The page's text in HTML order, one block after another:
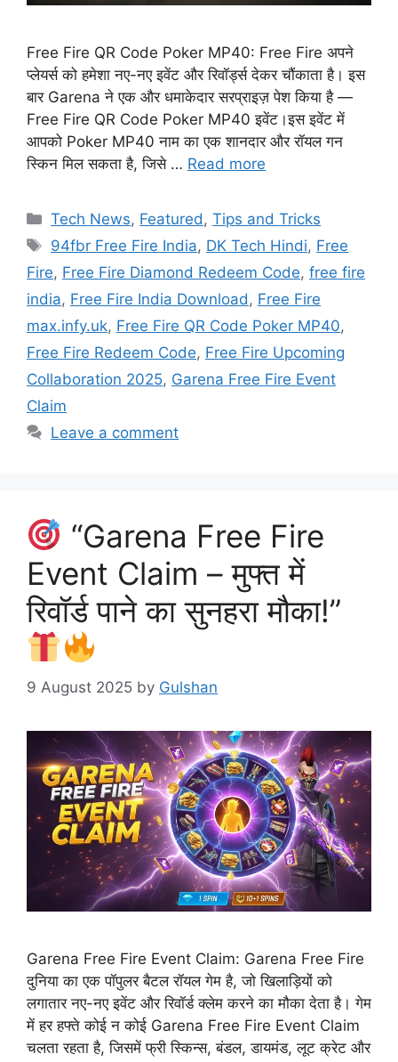
Free Fire QR Code Poker MP40: Free Fire अपने
प्लेयर्स को हमेशा नए-नए इवेंट और रिवॉर्ड्स देकर चौंकाता है। इस
बार Garena ने एक और धमाकेदार सरप्राइज़ पेश किया है —
Free Fire QR Code Poker MP40 इवेंट।इस इवेंट में
आपको Poker MP40 नाम का एक शानदार और रॉयल गन
स्किन मिल सकता है, जिसे … Read more
Categories
Tech News, Featured ,Tips and Tricks
Tags
94fbr Free Fire India, DK Tech Hindi, Free
Fire, Free Fire Diamond Redeem Code, free fire
india, Free Fire India Download , Free Fire
max.infy.uk, Free Fire QR Code Poker MP40,
Free Fire Redeem Code, Free Fire Upcoming
Collaboration 2025, Garena Free Fire Event
Claim
Leave a comment
“Garena Free Fire
Event Claim – मुफ्त में
रिवॉर्ड पाने का सुनहरा मौका!”
9 August 2025 by Gulshan
Garena Free Fire Event Claim: Garena Free Fire
दुनिया का एक पॉपुलर बैटल रॉयल गेम है, जो खिलाड़ियों को
लगातार नए-नए इवेंट और रिवॉर्ड क्लेम करने का मौका देता है। गेम
में हर हफ्ते कोई न कोई Garena Free Fire Event Claim
चलता रहता है, जिसमें फ्री स्किन्स, बंडल, डायमंड, लूट क्रेट और